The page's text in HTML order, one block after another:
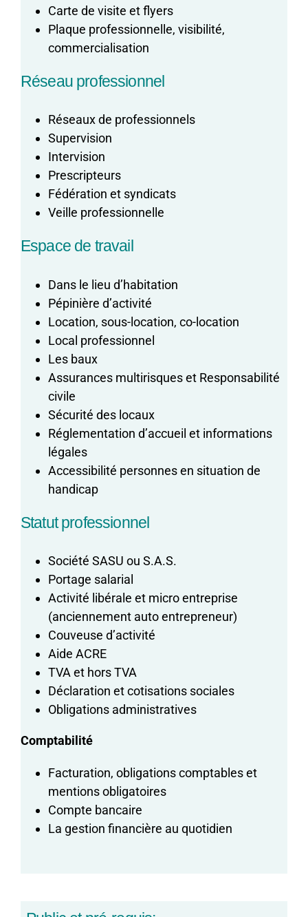
Carte de visite et flyers
Plaque professionnelle, visibilité,
commercialisation
Réseau professionnel
Réseaux de professionnels
Supervision
Intervision
Prescripteurs
Fédération et syndicats
Veille professionnelle
Espace de travail
Dans le lieu d’habitation
Pépinière d’activité
Location, sous-location, co-location
Local professionnel
Les baux
Assurances multirisques et Responsabilité
civile
Sécurité des locaux
Réglementation d’accueil et informations
légales
Accessibilité personnes en situation de
handicap
Statut professionnel
Société SASU ou S.A.S.
Portage salarial
Activité libérale et micro entreprise
(anciennement auto entrepreneur)
Couveuse d’activité
Aide ACRE
TVA et hors TVA
Déclaration et cotisations sociales
Obligations administratives
Comptabilité
Facturation, obligations comptables et
mentions obligatoires
Compte bancaire
La gestion financière au quotidien